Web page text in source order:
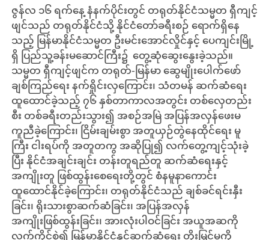
ဇွန်လ ၁၆ ရက်နေ့ နံနက်ပိုင်းတွင် တရုတ်နိုင်ငံသမ္မတ ရှီကျင့်
ဖျင်သည် တရုတ်နိုင်ငံသို့ နိုင်ငံတော်ခရီးစဉ် ရောက်ရှိနေ
သည့် မြန်မာနိုင်ငံသမ္မတ ဦးမင်းအောင်လှိုင်နှင့် ပေကျင်းမြို့
ရှိ ပြည်သူ့ခန်းမဆောင်ကြီး၌ တွေ့ဆုံဆွေးနွေးခဲ့သည်။
သမ္မတ ရှီကျင့်ဖျင်က တရုတ်-မြန်မာ ဆွေမျိုးပေါက်ဖော်
ချစ်ကြည်ရေး နက်ရှိုင်းလှကြောင်း၊ သံတမန် ဆက်ဆံရေး
ထူထောင်ခဲ့သည့် ၇၆ နှစ်တာကာလအတွင်း တစ်လှေတည်း
စီး တစ်ခရီးတည်းသွား၍ အစဉ်အမြဲ အပြန်အလှန်ဖေးမ
ကူညီခဲ့ကြောင်း၊ ငြိမ်းချမ်းစွာ အတူယှဉ်တွဲနေထိုင်ရေး မူ
ကြီး ငါးရပ်ကို အတူတကွ အဆိုပြု၍ လက်တွေ့ကျင့်သုံးခဲ့
ပြီး နိုင်ငံအချင်းချင်း တန်းတူရည်တူ ဆက်ဆံရေးနှင့်
အကျိုးတူ ဖြစ်ထွန်းစေရေးတို့တွင် စံနမူနာကောင်း
ထူထောင်နိုင်ခဲ့ကြောင်း၊ တရုတ်နိုင်ငံသည် ချစ်ခင်ရင်းနှီး
ခြင်း၊ ရိုးသားစွာဆက်ဆံခြင်း၊ အပြန်အလှန်
အကျိုးဖြစ်ထွန်းခြင်း၊ အားလုံးပါဝင်ခြင်း အယူအဆကို